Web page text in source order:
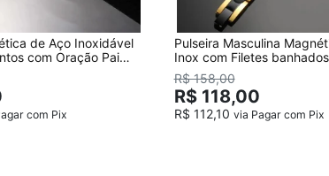
de Aço Inoxidável
com Oração Pai
com Pix
Pulseira Masculina
Inox com Filetes
R$ 158,00
R$ 118,00
R$ 112,10 via Pagar com Pix